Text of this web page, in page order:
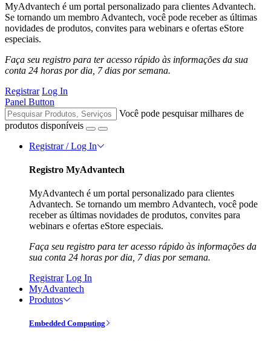
MyAdvantech é um portal personalizado para clientes Advantech.
Se tornando um membro Advantech, você pode receber as últimas
novidades de produtos, convites para webinars e ofertas eStore
especiais.
Faça seu registro para ter acesso rápido às informações da sua
conta 24 horas por dia, 7 dias por semana.
Registrar Log In
Panel Button
Você pode pesquisar milhares de
produtos disponíveis
Registrar / Log In
Registro MyAdvantech
MyAdvantech é um portal personalizado para clientes
Advantech. Se tornando um membro Advantech, você pode
receber as últimas novidades de produtos, convites para
webinars e ofertas eStore especiais.
Faça seu registro para ter acesso rápido às informações da
sua conta 24 horas por dia, 7 dias por semana.
Registrar Log In
MyAdvantech
Produtos
Embedded Computing